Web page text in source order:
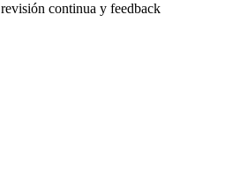
continua y feedback